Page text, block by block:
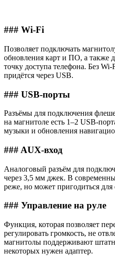
### Wi-Fi
Позволяет подключать
обновления карт и ПО, а также
точку доступа телефона. Без
придётся через USB.
### USB-порты
Разъёмы для подключения
на магнитоле есть 1–2 USB-
музыки и обновления
### AUX-вход
Аналоговый разъём для
через 3,5 мм джек. В
реже, но может пригодиться для
### Управление на руле
Функция, которая позволяет
регулировать громкость, не
магнитолы поддерживают
некоторых нужен адаптер.